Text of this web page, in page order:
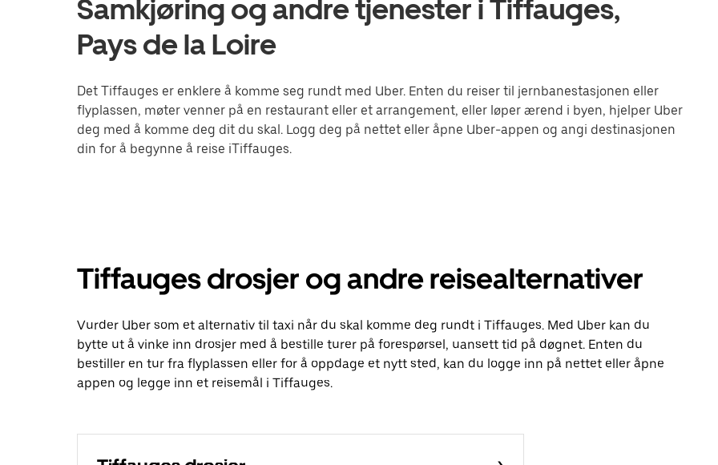
Samkjøring og andre tjenester i Tiffauges,
Pays de la Loire
Det Tiffauges er enklere å komme seg rundt med Uber. Enten du reiser til jernbanestasjonen eller
flyplassen, møter venner på en restaurant eller et arrangement, eller løper ærend i byen, hjelper Uber
deg med å komme deg dit du skal. Logg deg på nettet eller åpne Uber-appen og angi destinasjonen
din for å begynne å reise iTiffauges.
Tiffauges drosjer og andre reisealternativer
Vurder Uber som et alternativ til taxi når du skal komme deg rundt i Tiffauges. Med Uber kan du
bytte ut å vinke inn drosjer med å bestille turer på forespørsel, uansett tid på døgnet. Enten du
bestiller en tur fra flyplassen eller for å oppdage et nytt sted, kan du logge inn på nettet eller åpne
appen og legge inn et reisemål i Tiffauges.